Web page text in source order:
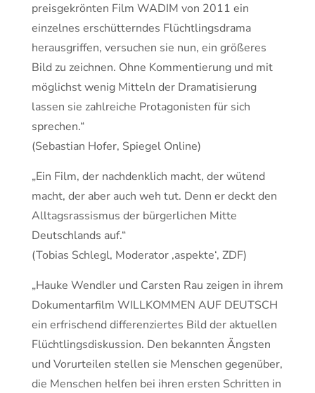
preisgekrönten Film WADIM von 2011 ein
einzelnes erschütterndes Flüchtlingsdrama
herausgriffen, versuchen sie nun, ein größeres
Bild zu zeichnen. Ohne Kommentierung und mit
möglichst wenig Mitteln der Dramatisierung
lassen sie zahlreiche Protagonisten für sich
sprechen.“
(Sebastian Hofer, Spiegel Online)
„Ein Film, der nachdenklich macht, der wütend
macht, der aber auch weh tut. Denn er deckt den
Alltagsrassismus der bürgerlichen Mitte
Deutschlands auf.“
(Tobias Schlegl, Moderator ‚aspekte‘, ZDF)
„Hauke Wendler und Carsten Rau zeigen in ihrem
Dokumentarfilm WILLKOMMEN AUF DEUTSCH
ein erfrischend differenziertes Bild der aktuellen
Flüchtlingsdiskussion. Den bekannten Ängsten
und Vorurteilen stellen sie Menschen gegenüber,
die Menschen helfen bei ihren ersten Schritten in